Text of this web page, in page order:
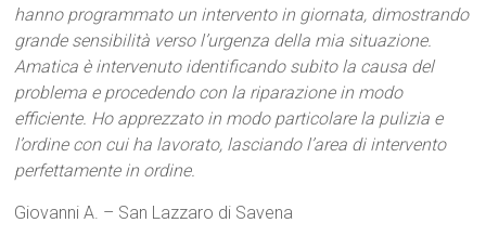
hanno programmato un intervento in giornata, dimostrando
grande sensibilità verso l’urgenza della mia situazione.
Amatica è intervenuto identificando subito la causa del
problema e procedendo con la riparazione in modo
efficiente. Ho apprezzato in modo particolare la pulizia e
l’ordine con cui ha lavorato, lasciando l’area di intervento
perfettamente in ordine.
Giovanni A. – San Lazzaro di Savena